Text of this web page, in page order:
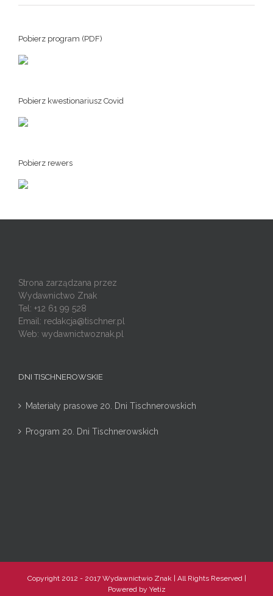
Pobierz program (PDF)
Pobierz kwestionariusz Covid
Pobierz rewers
Strona zarządzana przez
Wydawnictwo Znak
Tel: +12 61 99 528
Email: redakcja@tischner.pl
Web: wydawnictwoznak.pl
DNI TISCHNEROWSKIE
Materiały prasowe 20. Dni Tischnerowskich
Program 20. Dni Tischnerowskich
Copyright 2012 - 2017 Wydawnictwio Znak | All Rights Reserved |
Powered by Yetiz